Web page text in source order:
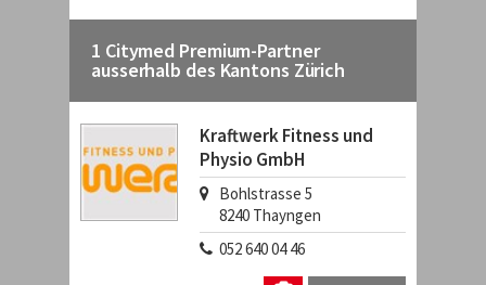
1 Citymed Premium-Partner
ausserhalb des Kantons Zürich
Kraftwerk Fitness und
Physio GmbH
Bohlstrasse 5
8240 Thayngen
052 640 04 46